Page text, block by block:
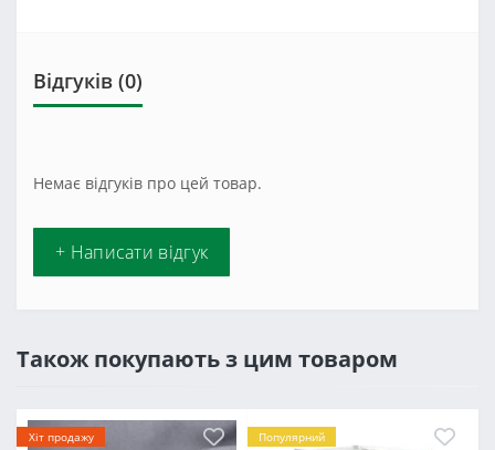
Відгуків (0)
Немає відгуків про цей товар.
+ Написати відгук
Також покупають з цим товаром
Хіт продажу
Популярний